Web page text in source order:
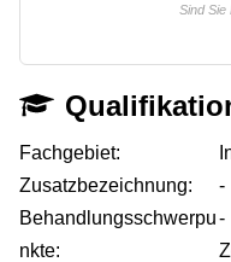
Sind Sie
Fachgebiet:
Zusatzbezeichnung:
-
Behandlungsschwerpu
nkte:
-